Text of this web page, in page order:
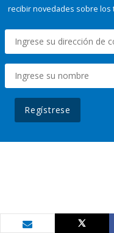
recibir novedades sobre los
Regístrese